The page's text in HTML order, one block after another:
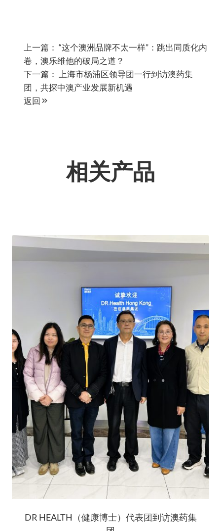
上一篇： “这个澳洲品牌不太一样”：跳出同质化内
卷，澳乐维他的破局之道？
下一篇：
上海市杨浦区领导团一行到访澳药集
团，共探中澳产业发展新机遇
返回
相关产品
DR HEALTH（健康博士）代表团到访澳药集